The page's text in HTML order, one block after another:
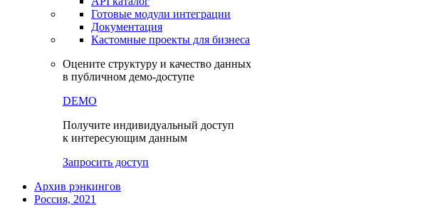
Получить доступ
API & Data Feed
API and Data Feed
API каталог
Документация
Кастомные проекты для бизнеса
Оцените структуру и качество данных
в публичном демо-доступе
DEMO
Получите индивидуальный доступ
к интересующим данным